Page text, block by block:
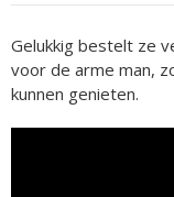
Gelukkig bestelt ze
voor de arme man,
kunnen genieten.